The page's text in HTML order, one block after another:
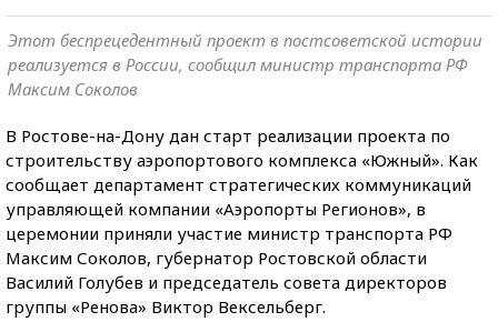
Этот беспрецедентный проект в постсоветской истории
реализуется в России, сообщил министр транспорта РФ
Максим Соколов
В Ростове-на-Дону дан старт реализации проекта по
строительству аэропортового комплекса «Южный». Как
сообщает департамент стратегических коммуникаций
управляющей компании «Аэропорты Регионов», в
церемонии приняли участие министр транспорта РФ
Максим Соколов, губернатор Ростовской области
Василий Голубев и председатель совета директоров
группы «Ренова» Виктор Вексельберг.